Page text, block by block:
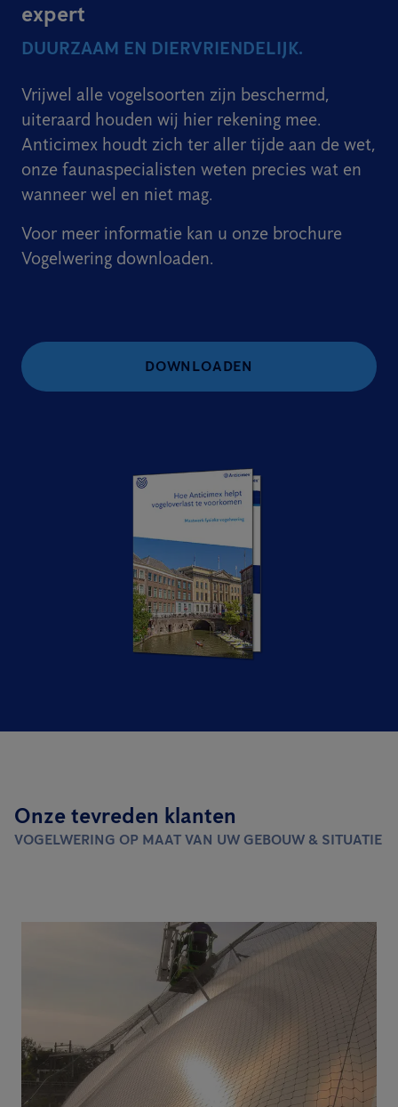
expert
DUURZAAM EN DIERVRIENDELIJK.
Vrijwel alle vogelsoorten zijn beschermd,
uiteraard houden wij hier rekening mee.
Anticimex houdt zich ter aller tijde aan de wet,
onze faunaspecialisten weten precies wat en
wanneer wel en niet mag.
Voor meer informatie kan u onze brochure
Vogelwering downloaden.
DOWNLOADEN
Onze tevreden klanten
VOGELWERING OP MAAT VAN UW GEBOUW & SITUATIE